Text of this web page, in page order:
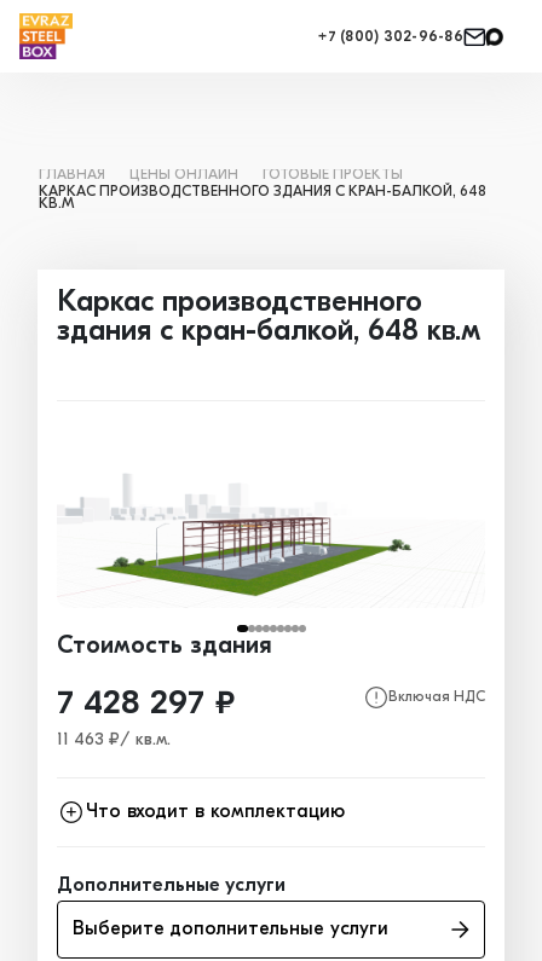
+7 (800) 302-96-86
ГЛАВНАЯ ЦЕНЫ ОНЛАЙН
ГОТОВЫЕ ПРОЕКТЫ
КАРКАС ПРОИЗВОДСТВЕННОГО ЗДАНИЯ С КРАН-БАЛКОЙ, 648
КВ.М
Каркас производственного
здания с кран-балкой, 648 кв.м
Стоимость здания
7 428 297 ₽ Включая НДС
11 463 ₽/ кв.м.
Что входит в комплектацию
Ограждающие конструкции 0₽
Окна, двери, ворота 0₽
Дополнительные услуги
Выберите дополнительные услуги